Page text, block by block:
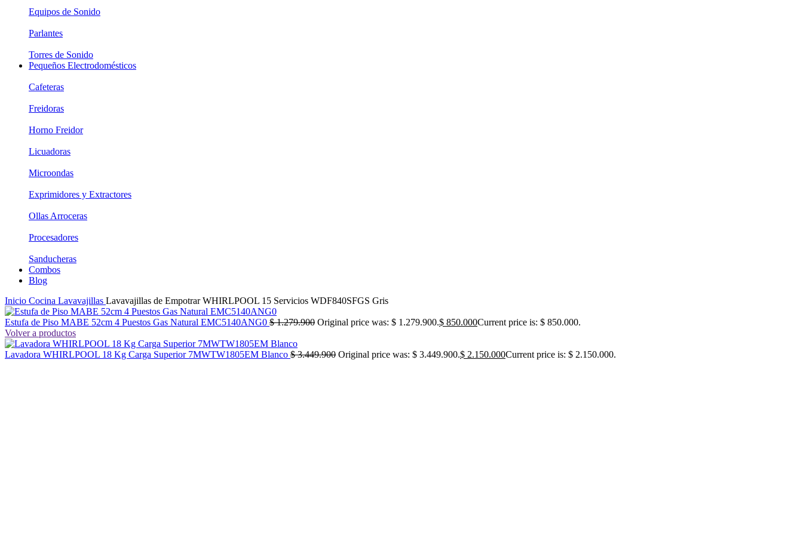
Equipos de Sonido
Parlantes
Torres de Sonido
Pequeños Electrodomésticos
Cafeteras
Freidoras
Horno Freidor
Licuadoras
Microondas
Exprimidores y Extractores
Ollas Arroceras
Procesadores
Sanducheras
Combos
Blog
Inicio Cocina Lavavajillas Lavavajillas de Empotrar WHIRLPOOL 15 Servicios WDF840SFGS Gris
Estufa de Piso MABE 52cm 4 Puestos Gas Natural EMC5140ANG0 $1.279.900 Original price was: $ 1.279.900.$ 850.000Current price is: $ 850.000.
Volver a productos
Lavadora WHIRLPOOL 18 Kg Carga Superior 7MWTW1805EM Blanco $3.449.900 Original price was: $ 3.449.900.$ 2.150.000Current price is: $ 2.150.000.